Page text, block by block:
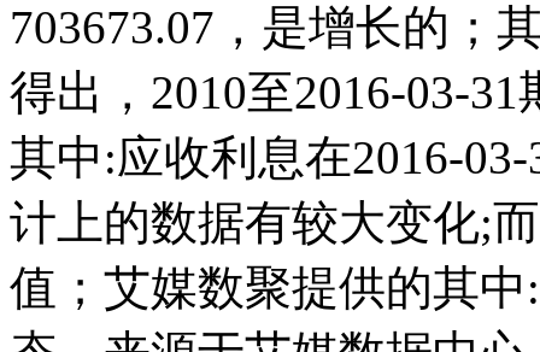
703673.07，是增长的；
得出，2010至2016-03-
其中:应收利息在2016-
计上的数据有较大变化;
值；艾媒数聚提供的其